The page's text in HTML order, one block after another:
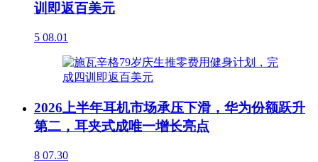
训即返百美元
5 08.01
2026上半年耳机市场承压下滑，华为份额跃升
第二，耳夹式成唯一增长亮点
8 07.30